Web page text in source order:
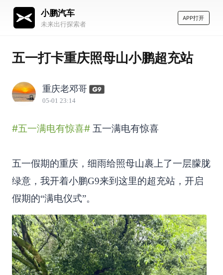
小鹏汽车
未来出行探索者
APP打开
五一打卡重庆照母山小鹏超充站
重庆老邓哥
05-01 23:14
#五一满电有惊喜#五一满电有惊喜
五一假期的重庆，细雨给照母山裹上了一层朦胧
绿意，我开着小鹏G9来到这里的超充站，开启
假期的“满电仪式”。